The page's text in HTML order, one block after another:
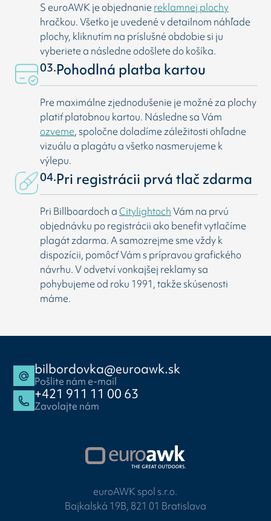
S euroAWK je objednanie reklamnej plochy
hračkou. Všetko je uvedené v detailnom náhľade
plochy, kliknutím na príslušné obdobie si ju
vyberiete a následne odošlete do košíka.
03.Pohodlná platba kartou
Pre maximálne zjednodušenie je možné za plochy
platiť platobnou kartou. Následne sa Vám
ozveme, spoločne doladíme záležitosti ohľadne
vizuálu a plagátu a všetko nasmerujeme k
výlepu.
04.Pri registrácii prvá tlač zdarma
Pri Billboardoch aCitylightochVám na prvú
objednávku po registrácii ako benefit vytlačíme
plagát zdarma. A samozrejme sme vždy k
dispozícii, pomôcť Vám s prípravou grafického
návrhu. V odvetví vonkajšej reklamy sa
pohybujeme od roku 1991, takže skúsenosti
máme.
bilbordovka@euroawk.sk
Pošlite nám e-mail
+421 911 11 00 63
Zavolajte nám
euroAWK spol s.r.o.
Bajkalská 19B, 821 01 Bratislava